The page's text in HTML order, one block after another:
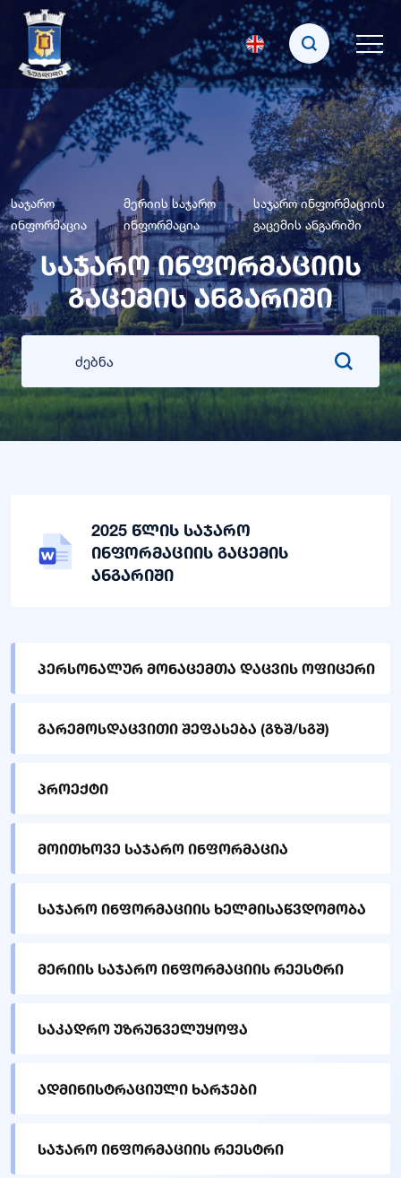
საჯარო
ინფორმაცია
მერიის საჯარო
ინფორმაცია
საჯარო ინფორმაციის
გაცემის ანგარიში
საჯარო ინფორმაციის
გაცემის ანგარიში
2025 წლის საჯარო
ინფორმაციის გაცემის
ანგარიში
პერსონალურ მონაცემთა დაცვის ოფიცერი
გარემოსდაცვითი შეფასება (გზშ/სგშ)
პროექტი
მოითხოვე საჯარო ინფორმაცია
საჯარო ინფორმაციის ხელმისაწვდომობა
მერიის საჯარო ინფორმაციის რეესტრი
საკადრო უზრუნველუყოფა
ადმინისტრაციული ხარჯები
საჯარო ინფორმაციის რეესტრი